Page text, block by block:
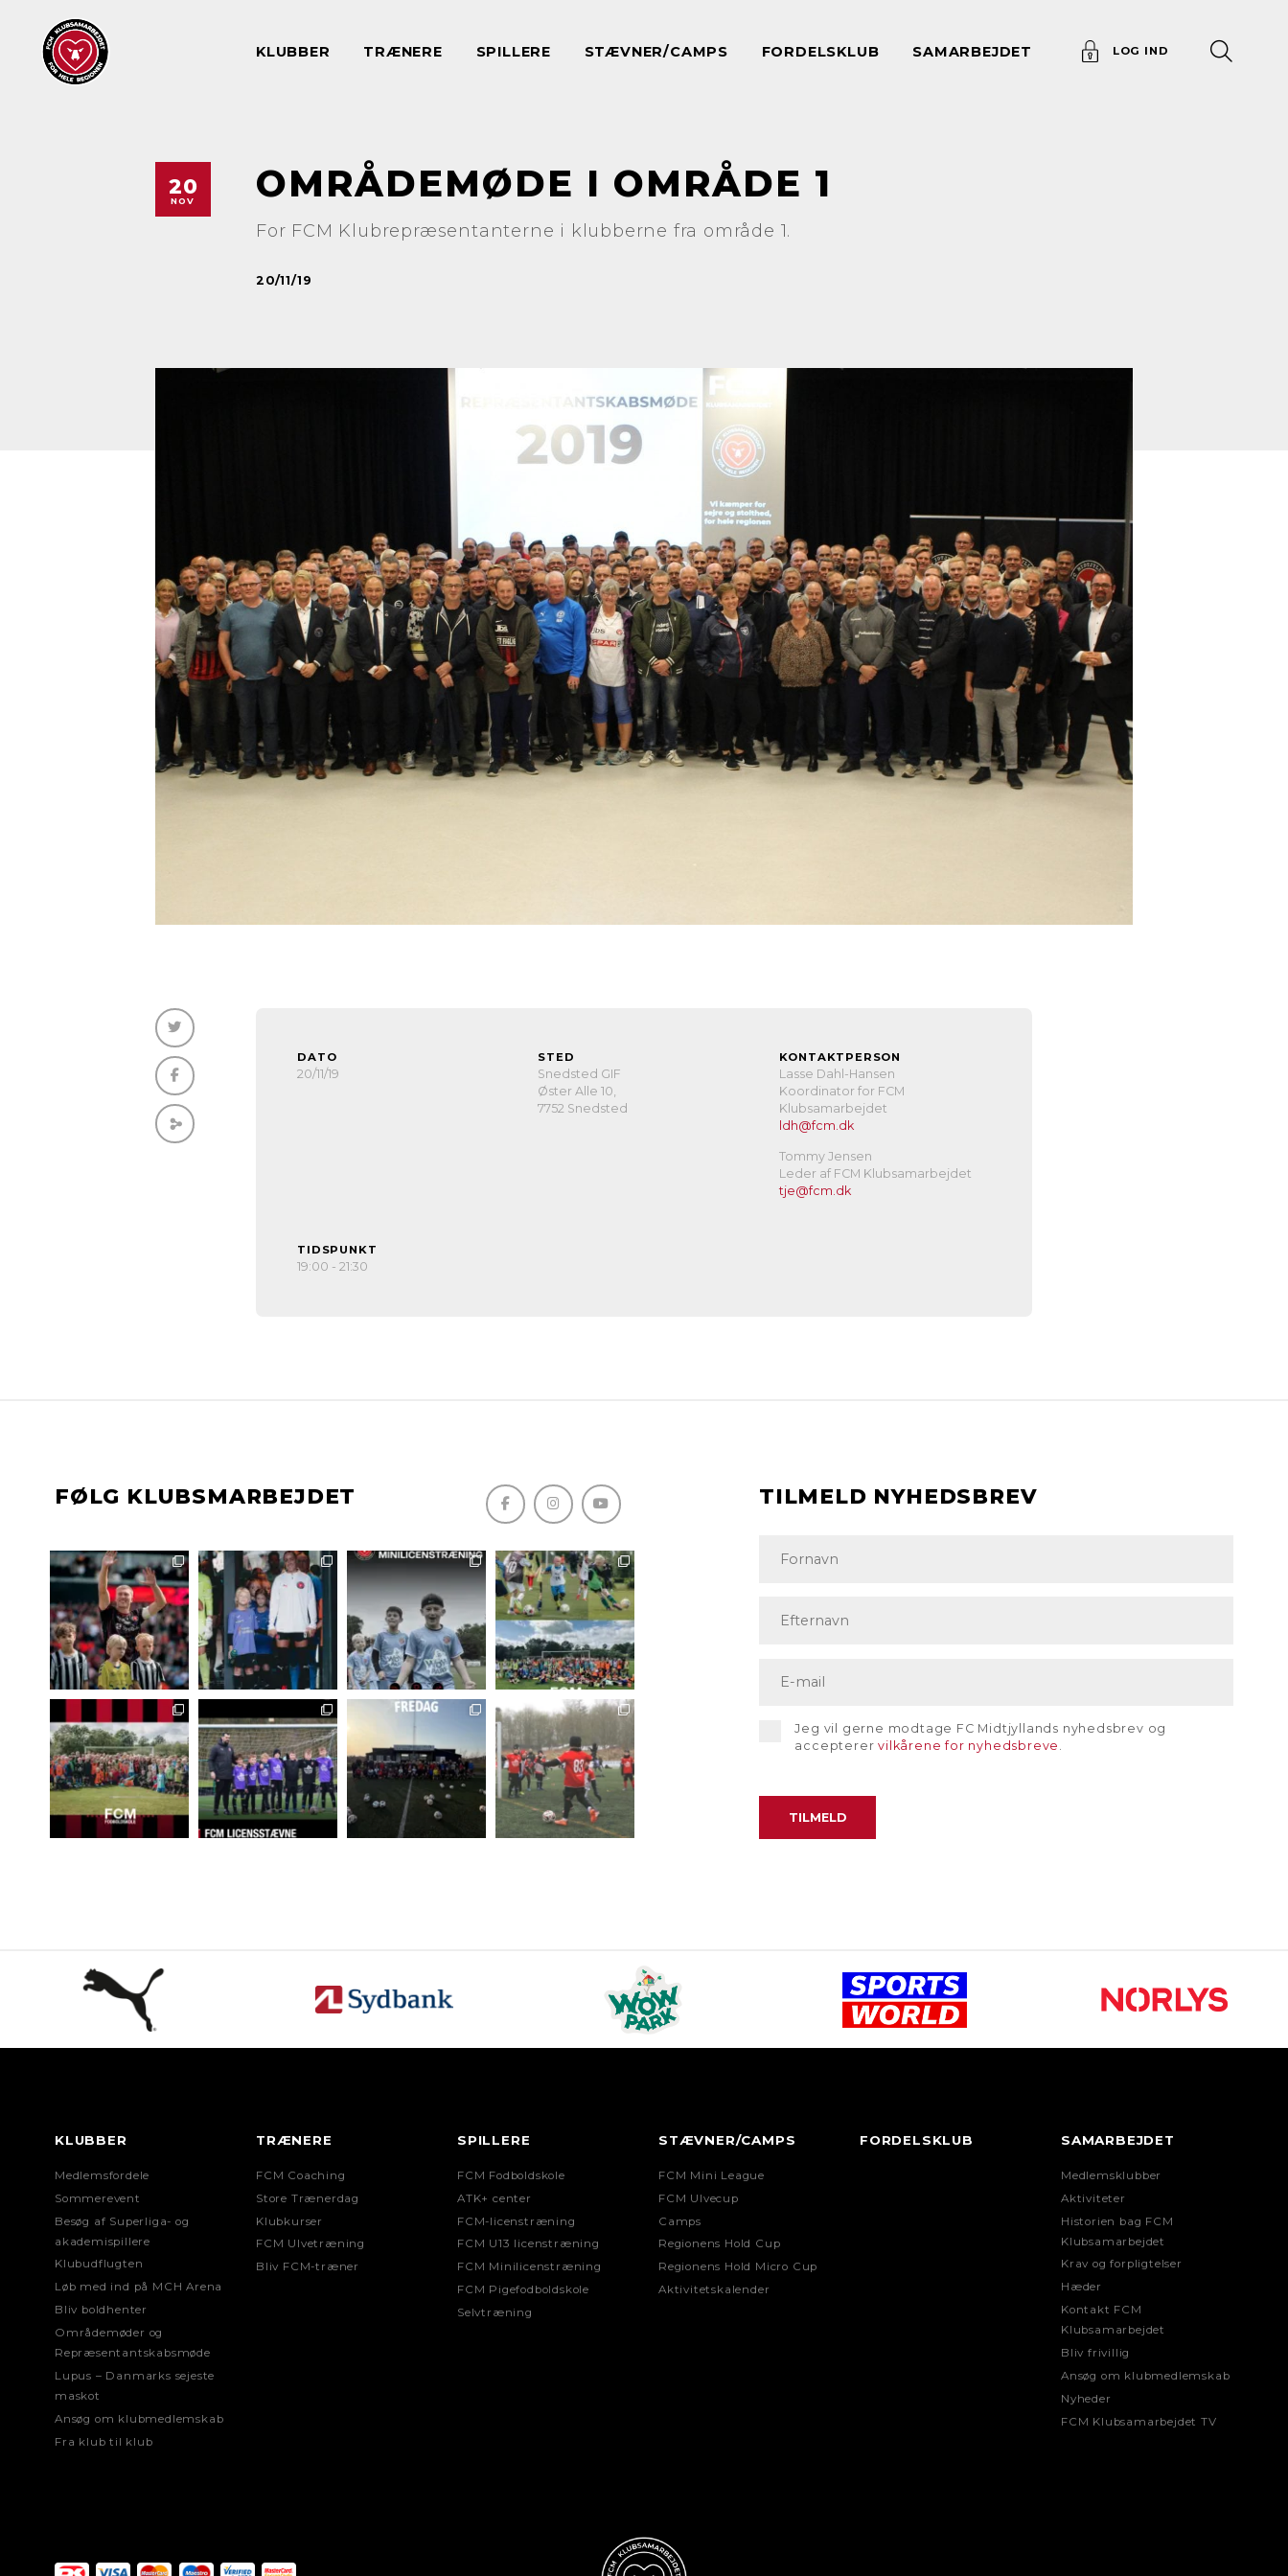
KLUBBER TRÆNERE SPILLERE STÆVNER/CAMPS FORDELSKLUB SAMARBEJDET LOG IND
20
NOV OMRÅDEMØDE I OMRÅDE 1
For FCM Klubrepræsentanterne i klubberne fra område 1.
20/11/19
DATO
20/11/19
STED
Snedsted GIF
Øster Alle 10,
7752 Snedsted
KONTAKTPERSON
Lasse Dahl-Hansen
Koordinator for FCM
Klubsamarbejdet
ldh@fcm.dk
Tommy Jensen
Leder af FCM Klubsamarbejdet
tje@fcm.dk
TIDSPUNKT
19:00 - 21:30
FØLG KLUBSMARBEJDET TILMELD NYHEDSBREV
Jeg vil gerne modtage FC Midtjyllands nyhedsbrev og
accepterervilkårene for nyhedsbreve
KLUBBER
Medlemsfordele
Sommerevent
Besøg af Superliga- og
akademispillere
Klubudflugten
Løb med ind på MCH Arena
Bliv boldhenter
Områdemøder og
Repræsentantskabsmøde
Lupus – Danmarks sejeste
maskot
Ansøg om klubmedlemskab
Fra klub til klub
TRÆNERE
FCM Coaching
Store Trænerdag
Klubkurser
FCM Ulvetræning
Bliv FCM-træner
SPILLERE
FCM Fodboldskole
ATK+ center
FCM-licenstræning
FCM U13 licenstræning
FCM Minilicenstræning
FCM Pigefodboldskole
Selvtræning
STÆVNER/CAMPS
FCM Mini League
FCM Ulvecup
Camps
Regionens Hold Cup
Regionens Hold Micro Cup
Aktivitetskalender
FORDELSKLUB SAMARBEJDET
Medlemsklubber
Aktiviteter
Historien bag FCM
Klubsamarbejdet
Krav og forpligtelser
Hæder
Kontakt FCM
Klubsamarbejdet
Bliv frivillig
Ansøg om klubmedlemskab
Nyheder
FCM Klubsamarbejdet TV